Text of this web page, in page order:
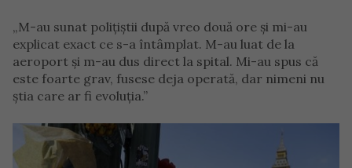
„M-au sunat polițiștii după vreo două ore și mi-au
explicat exact ce s-a întâmplat. M-au luat de la
aeroport și m-au dus direct la spital. Mi-au spus că
este foarte grav, fusese deja operată, dar nimeni nu
știa care ar fi evoluția.”